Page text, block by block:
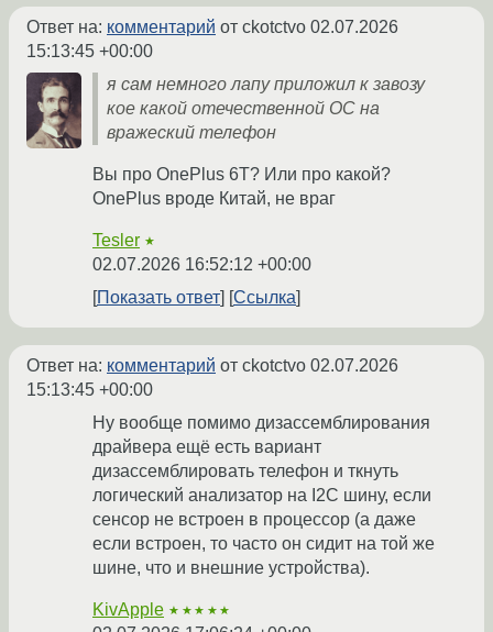
Ответ на: комментарий от ckotctvo 02.07.2026
15:13:45 +00:00
я сам немного лапу приложил к завозу
кое какой отечественной ОС на
вражеский телефон
Вы про OnePlus 6T? Или про какой?
OnePlus вроде Китай, не враг
Tesler ★
02.07.2026 16:52:12 +00:00
Показать ответ
Ссылка
Ответ на: комментарий от ckotctvo 02.07.2026
15:13:45 +00:00
Ну вообще помимо дизассемблирования
драйвера ещё есть вариант
дизассемблировать телефон и ткнуть
логический анализатор на I2C шину, если
сенсор не встроен в процессор (а даже
если встроен, то часто он сидит на той же
шине, что и внешние устройства).
KivApple ★★★★★